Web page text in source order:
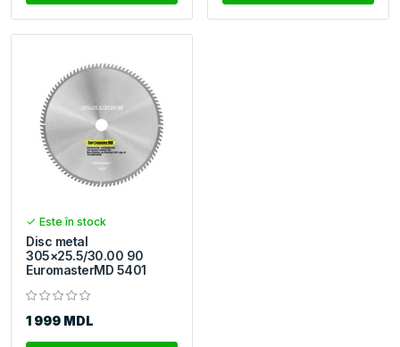
Este în stock
Disc metal
305×25.5/30.00 90
EuromasterMD 5401
1 999 MDL